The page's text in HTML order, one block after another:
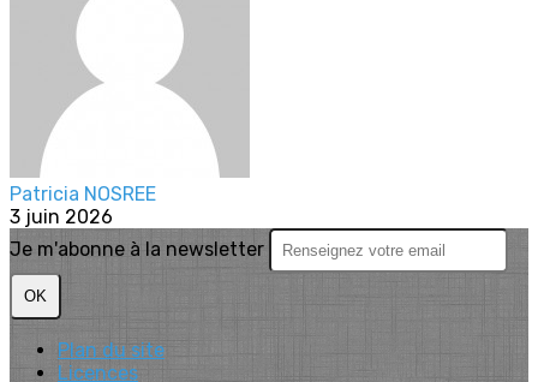
Patricia NOSREE
3 juin 2026
Je m'abonne à la newsletter
OK
Plan du site
Licences